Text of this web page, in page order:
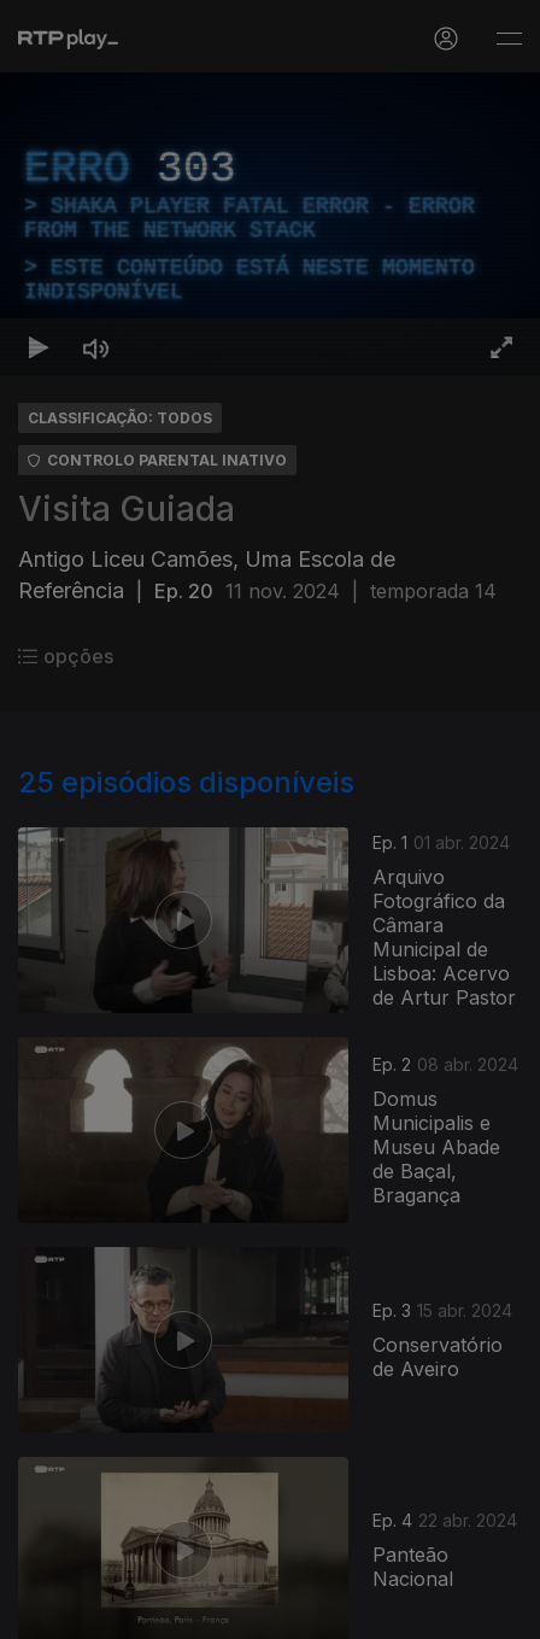
ERRO 303
SHAKA PLAYER FATAL ERROR - ERROR
FROM THE NETWORK STACK
ESTE CONTEÚDO ESTÁ NESTE MOMENTO
INDISPONÍVEL
CLASSIFICAÇÃO: TODOS
CONTROLO PARENTAL INATIVO
Visita Guiada
Antigo Liceu Camões, Uma Escola de
Referência
Ep. 20 11 nov. 2024 temporada 14
opções
25 episódios disponíveis
Ep. 1 01 abr. 2024
Arquivo
Fotográfico da
Câmara
Municipal de
Lisboa: Acervo
de Artur Pastor
Ep. 2 08 abr. 2024
Domus
Municipalis e
Museu Abade
de Baçal,
Bragança
Ep. 3 15 abr. 2024
Conservatório
de Aveiro
Ep. 4 22 abr. 2024
Panteão
Nacional